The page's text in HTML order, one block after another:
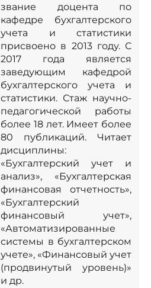
звание доцента по
кафедре бухгалтерского
учета и статистики
присвоено в 2013 году. С
2017 года является
заведующим кафедрой
бухгалтерского учета и
статистики. Стаж научно-
педагогической работы
более 18 лет. Имеет более
80 публикаций. Читает
дисциплины:
«Бухгалтерский учет и
анализ», «Бухгалтерская
финансовая отчетность»,
«Бухгалтерский
финансовый учет»,
«Автоматизированные
системы в бухгалтерском
учете», «Финансовый учет
(продвинутый уровень)»
и др.